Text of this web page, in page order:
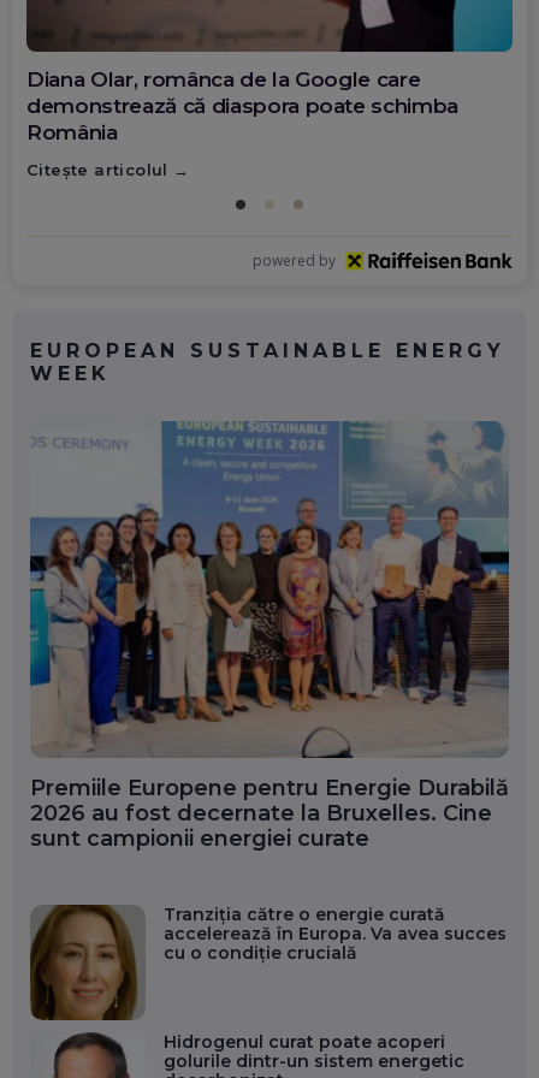
Diana Olar, românca de la Google care
demonstrează că diaspora poate schimba
România
Citește articolul
powered by
EUROPEAN SUSTAINABLE ENERGY
WEEK
Premiile Europene pentru Energie Durabilă
2026 au fost decernate la Bruxelles. Cine
sunt campionii energiei curate
Tranziția către o energie curată
accelerează în Europa. Va avea succes
cu o condiție crucială
Hidrogenul curat poate acoperi
golurile dintr-un sistem energetic